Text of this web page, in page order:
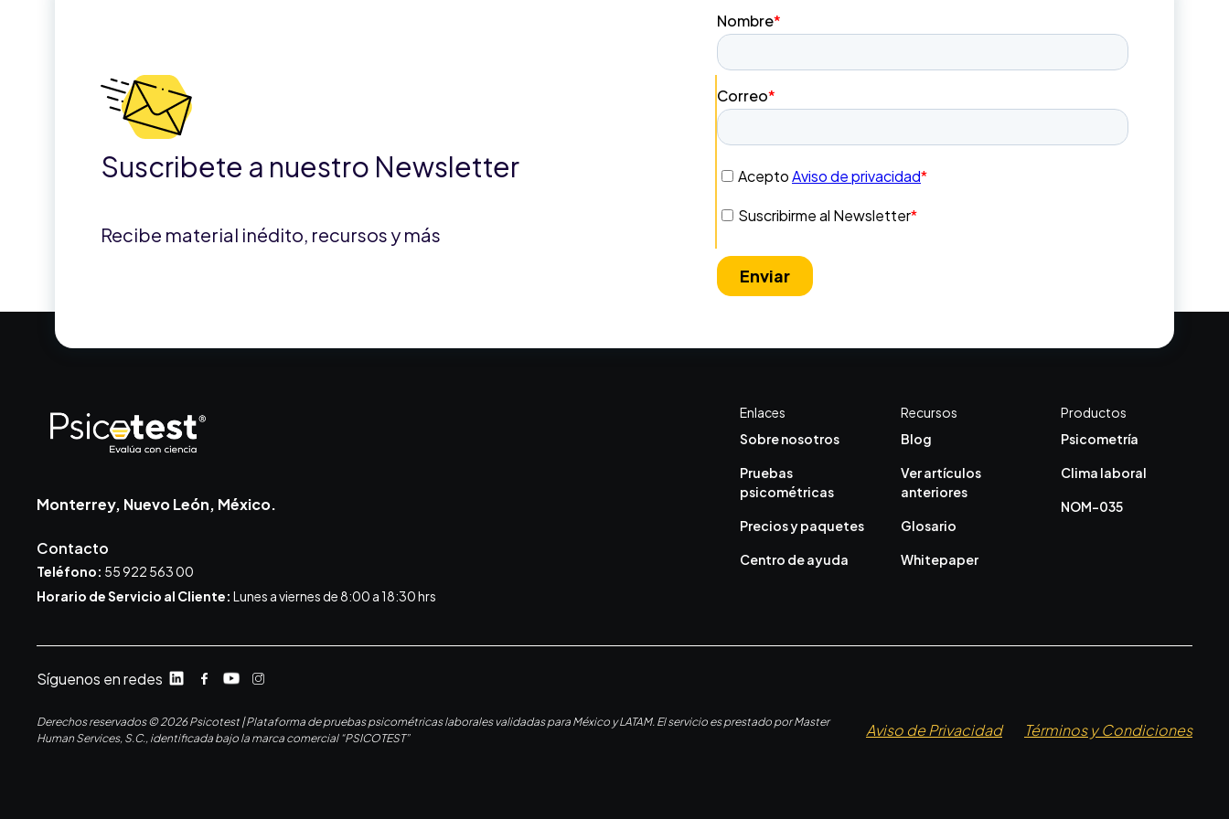
Suscribete a nuestro Newsletter
Recibe material inédito, recursos y más
Monterrey, Nuevo León, México.
Contacto
Teléfono: 55 922 563 00
Horario de Servicio al Cliente: Lunes a viernes de 8:00 a 18:30 hrs
Enlaces
Sobre nosotros
Pruebas
psicométricas
Precios y paquetes
Centro de ayuda
Recursos
Blog
Ver artículos
anteriores
Glosario
Whitepaper
Productos
Psicometría
Clima laboral
NOM-035
Síguenos en redes
Derechos reservados © 2026 Psicotest | Plataforma de pruebas psicométricas laborales validadas para México y LATAM. El servicio es prestado por Master
Human Services, S.C., identificada bajo la marca comercial “PSICOTEST”
Aviso de Privacidad Términos y Condiciones